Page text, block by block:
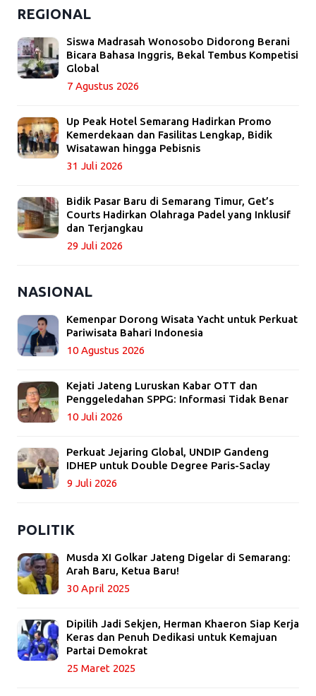
REGIONAL
Siswa Madrasah Wonosobo Didorong Berani
Bicara Bahasa Inggris, Bekal Tembus Kompetisi
Global
7 Agustus 2026
Up Peak Hotel Semarang Hadirkan Promo
Kemerdekaan dan Fasilitas Lengkap, Bidik
Wisatawan hingga Pebisnis
31 Juli 2026
Bidik Pasar Baru di Semarang Timur, Get’s
Courts Hadirkan Olahraga Padel yang Inklusif
dan Terjangkau
29 Juli 2026
NASIONAL
Kemenpar Dorong Wisata Yacht untuk Perkuat
Pariwisata Bahari Indonesia
10 Agustus 2026
Kejati Jateng Luruskan Kabar OTT dan
Penggeledahan SPPG: Informasi Tidak Benar
10 Juli 2026
Perkuat Jejaring Global, UNDIP Gandeng
IDHEP untuk Double Degree Paris-Saclay
9 Juli 2026
POLITIK
Musda XI Golkar Jateng Digelar di Semarang:
Arah Baru, Ketua Baru!
30 April 2025
Dipilih Jadi Sekjen, Herman Khaeron Siap Kerja
Keras dan Penuh Dedikasi untuk Kemajuan
Partai Demokrat
25 Maret 2025